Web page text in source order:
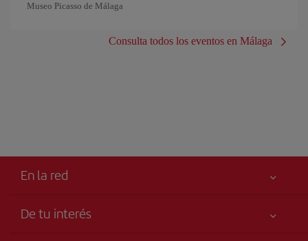
Museo Picasso de Málaga
Consulta todos los eventos en Málaga
En la red
De tu interés